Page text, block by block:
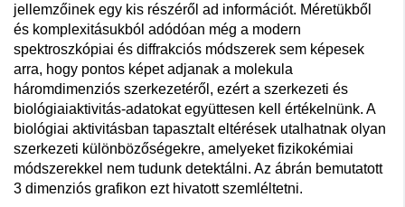
jellemzőinek egy kis részéről ad információt. Méretükből
és komplexitásukból adódóan még a modern
spektroszkópiai és diffrakciós módszerek sem képesek
arra, hogy pontos képet adjanak a molekula
háromdimenziós szerkezetéről, ezért a szerkezeti és
biológiaiaktivitás-adatokat együttesen kell értékelnünk. A
biológiai aktivitásban tapasztalt eltérések utalhatnak olyan
szerkezeti különbözőségekre, amelyeket fizikokémiai
módszerekkel nem tudunk detektálni. Az ábrán bemutatott
3 dimenziós grafikon ezt hivatott szemléltetni.